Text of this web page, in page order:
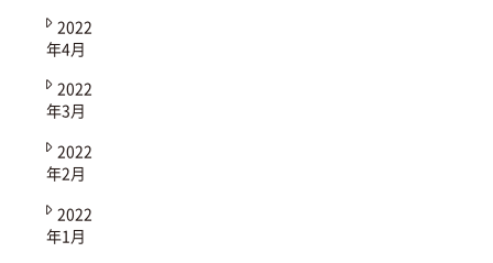
2022
年4月
2022
年3月
2022
年2月
2022
年1月